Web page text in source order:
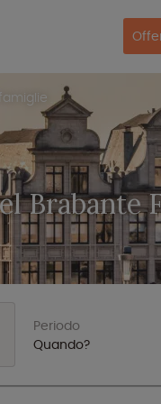
Brabante
Periodo
Quando?